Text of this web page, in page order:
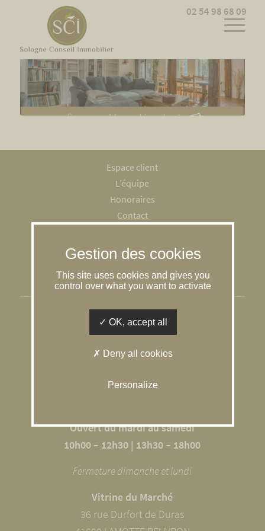
02 54 98 68 09
Espace client
L’équipe
Honoraires
Contact
Mentions légales
RGPD
Gestion des cookies
SOLOGNE CONSEIL IMMOBILIER
L’agence du Caquetoire
41600 SOUVIGNY EN SOLOGNE
Ouvert du mardi au samedi
10h00 – 12h30 | 13h30 – 18h00
Fermeture dimanche et lundi
Vitrine du Marché
36 rue Durfort de Duras
Cookies management panel
This site uses cookies and gives you
control over what you want to activate
OK, accept all
Deny all cookies
Personalize